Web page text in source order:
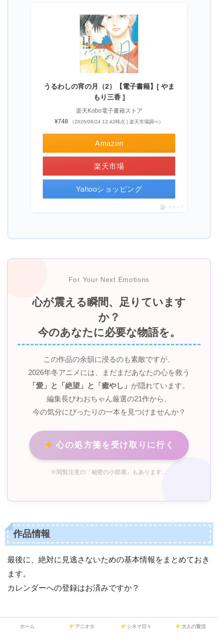
うるわしの宵の月（2）【電子書籍】[ やま
もり三香 ]
楽天Kobo電子書籍ストア
¥748
（2026/06/24 12:42時点 | 楽天市場調べ）
Amazon
楽天市場
Yahooショッピング
ポチップ
For Your Next Emotions
心が震える瞬間、足りています
か？
今のあなたに必要な物語を。
この作品の余韻に浸るのも素敵ですが、
2026年冬アニメには、まだまだあなたの心を救う
「愛」と「絶望」と「癒やし」 が隠れています。
編集長びわおちゃん厳選の21作から、
今の気分にぴったりの一本を見つけませんか？
心の処方箋を受け取りに行く
※閲覧注意の「秘密の小部屋」もあります…
作品情報
最後に、絶対に見逃さないための基本情報をまとめておき
ます。
カレンダーへの登録はお済みですか？
テレビ放送日程
ホーム アニオタ シネマ日々 大人の賢活